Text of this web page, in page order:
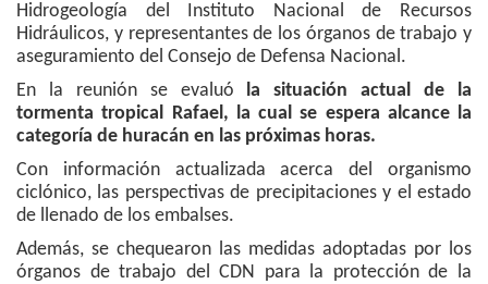
Hidrogeología del Instituto Nacional de Recursos
Hidráulicos, y representantes de los órganos de trabajo y
aseguramiento del Consejo de Defensa Nacional.
En la reunión se evaluó la situación actual de la
tormenta tropical Rafael, la cual se espera alcance la
categoría de huracán en las próximas horas.
Con información actualizada acerca del organismo
ciclónico, las perspectivas de precipitaciones y el estado
de llenado de los embalses.
Además, se chequearon las medidas adoptadas por los
órganos de trabajo del CDN para la protección de la